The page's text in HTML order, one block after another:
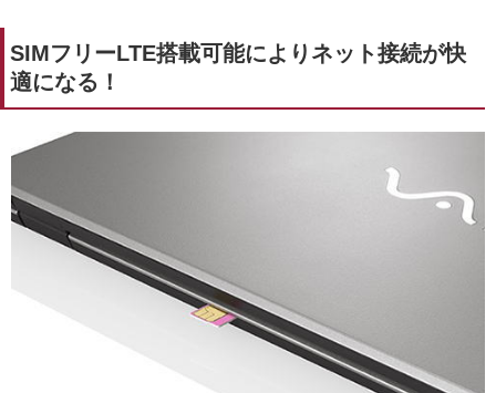
SIMフリーLTE搭載可能によりネット接続が快
適になる！